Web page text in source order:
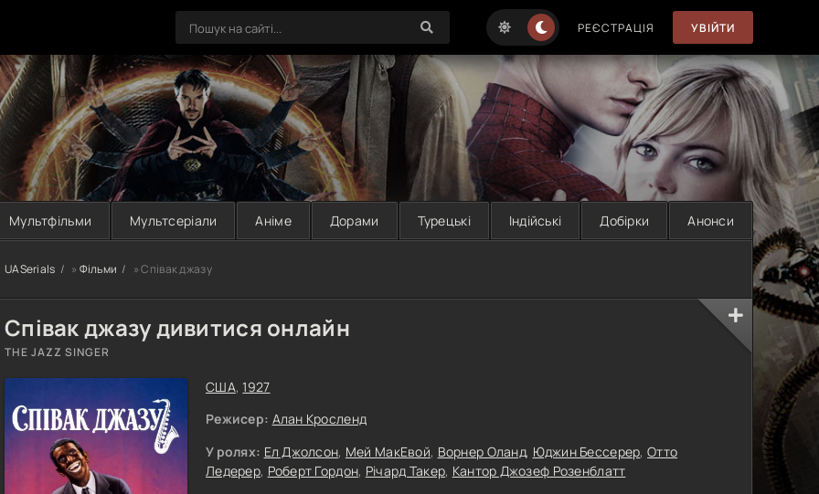
РЕЄСТРАЦІЯ УВІЙТИ
Мультфільми Мультсеріали Аніме Дорами Турецькі Індійські Добірки Анонси
UASerials » Фільми » Співак джазу
Співак джазу дивитися онлайн
THE JAZZ SINGER
США,1927
Режисер: Алан Кросленд
У ролях: Ел Джолсон, Мей МакЕвой, Ворнер Оланд, Юджин Бессерер, Отто
Ледерер, Роберт Гордон, Річард Такер, Кантор Джозеф Розенблатт